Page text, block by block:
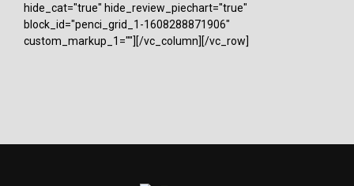
hide_cat="true" hide_review_piechart="true"
block_id="penci_grid_1-1608288871906"
custom_markup_1=""][/vc_column][/vc_row]